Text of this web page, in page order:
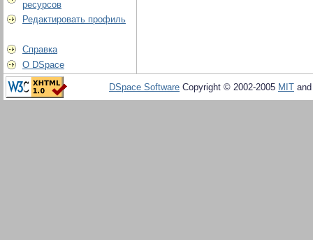
ресурсов
Редактировать профиль
Справка
О DSpace
DSpace Software Copyright © 2002-2005 MIT